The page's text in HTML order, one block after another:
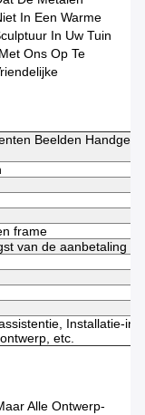
In Een Warme
In Uw Tuin
Ons Op Te
Beelden
frame
van de aanbetaling
Installatie-
etc.
Alle Ontwerp-